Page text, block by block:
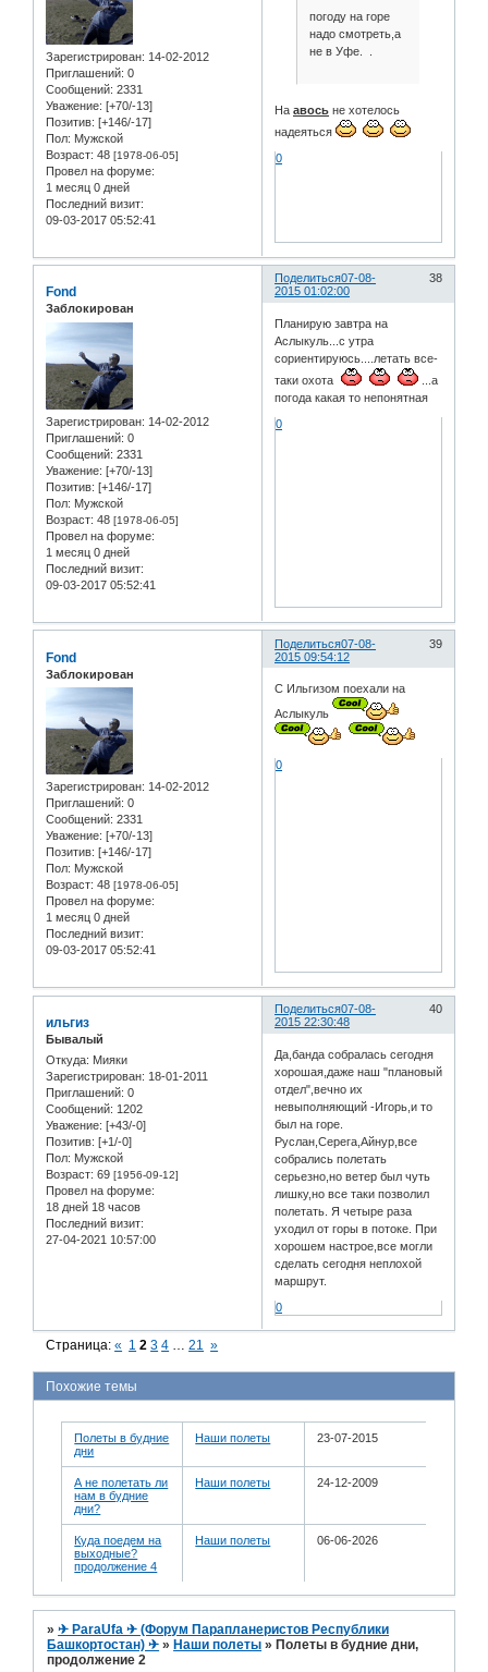
Зарегистрирован: 14-02-2012
Приглашений: 0
Сообщений: 2331
Уважение: [+70/-13]
Позитив: [+146/-17]
Пол: Мужской
Возраст: 48 [1978-06-05]
Провел на форуме:
1 месяц 0 дней
Последний визит:
09-03-2017 05:52:41
погоду на горе
надо смотреть,а
не в Уфе. .
Наавось не хотелось
надеяться
0
Поделиться 38
07-08-
2015 01:02:00
Fond
Заблокирован
Зарегистрирован: 14-02-2012
Приглашений: 0
Сообщений: 2331
Уважение: [+70/-13]
Позитив: [+146/-17]
Пол: Мужской
Возраст: 48 [1978-06-05]
Провел на форуме:
1 месяц 0 дней
Последний визит:
09-03-2017 05:52:41
Планирую завтра на
Аслыкуль...с утра
сориентируюсь....летать все-
таки охота
...а
погода какая то непонятная
0
Поделиться 39
07-08-
2015 09:54:12
Fond
Заблокирован
Зарегистрирован: 14-02-2012
Приглашений: 0
Сообщений: 2331
Уважение: [+70/-13]
Позитив: [+146/-17]
Пол: Мужской
Возраст: 48 [1978-06-05]
Провел на форуме:
1 месяц 0 дней
Последний визит:
09-03-2017 05:52:41
С Ильгизом поехали на
Аслыкуль
0
Поделиться 40
07-08-
2015 22:30:48
ильгиз
Бывалый
Откуда: Мияки
Зарегистрирован: 18-01-2011
Приглашений: 0
Сообщений: 1202
Уважение: [+43/-0]
Позитив: [+1/-0]
Пол: Мужской
Возраст: 69 [1956-09-12]
Провел на форуме:
18 дней 18 часов
Последний визит:
27-04-2021 10:57:00
Да,банда собралась сегодня
хорошая,даже наш "плановый
отдел",вечно их
невыполняющий -Игорь,и то
был на горе.
Руслан,Серега,Айнур,все
собрались полетать
серьезно,но ветер был чуть
лишку,но все таки позволил
полетать. Я четыре раза
уходил от горы в потоке. При
хорошем настрое,все могли
сделать сегодня неплохой
маршрут.
0
Страница:« 1 2 3 4 … 21 »
Похожие темы
Полеты в будние
дни
Наши полеты 23-07-2015
А не полетать ли
нам в будние
дни?
Наши полеты 24-12-2009
Куда поедем на
выходные?
продолжение 4
Наши полеты 06-06-2026
»✈ ParaUfa ✈ (Форум Парапланеристов Республики
Башкортостан) ✈ »Наши полеты »Полеты в будние дни,
продолжение 2